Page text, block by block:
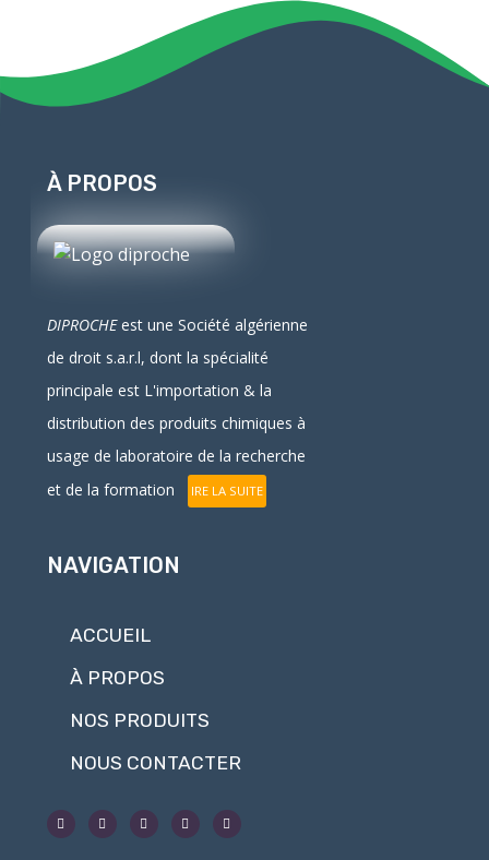
À PROPOS
DIPROCHE est une Société algérienne
de droit s.a.r.l, dont la spécialité
principale est L'importation & la
distribution des produits chimiques à
usage de laboratoire de la recherche
et de la formation
IRE LA SUITE
NAVIGATION
ACCUEIL
À PROPOS
NOS PRODUITS
NOUS CONTACTER